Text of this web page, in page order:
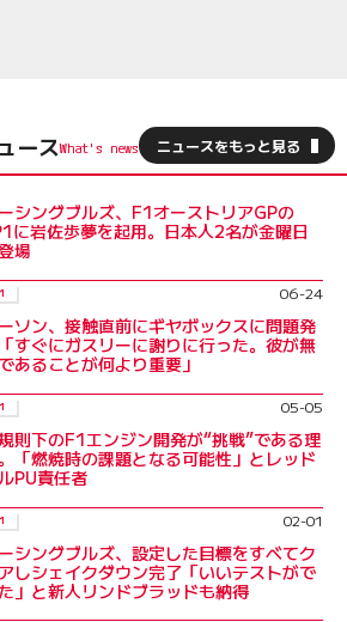
ース ニュースをもっと見る
シングブルズ、F1オーストリアGPの
に岩佐歩夢を起用。日本人2名が金曜日
場
06-24
ソン、接触直前にギヤボックスに問題発
すぐにガスリーに謝りに行った。彼が無
あることが何より重要」
05-05
則下のF1エンジン開発が“挑戦”である理
「燃焼時の課題となる可能性」とレッド
PU責任者
02-01
シングブルズ、設定した目標をすべてク
しシェイクダウン完了「いいテストがで
」と新人リンドブラッドも納得